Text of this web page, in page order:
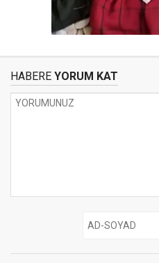
HABERE YORUM KAT